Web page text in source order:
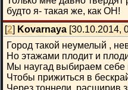
будто я- такая же, как ОН!
[2] Kovarnaya [30.10.2014,
Город такой неумелый ,
Но этажами плодит и
Мы наугад выбираем себе
Чтобы прижиться в
Через тоннели, расширив